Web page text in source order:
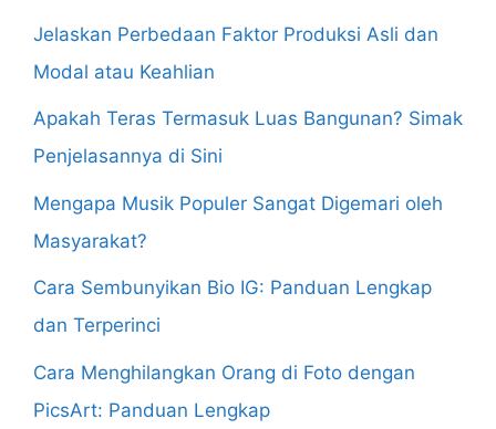
Jelaskan Perbedaan Faktor Produksi Asli dan
Modal atau Keahlian
Apakah Teras Termasuk Luas Bangunan? Simak
Penjelasannya di Sini
Mengapa Musik Populer Sangat Digemari oleh
Masyarakat?
Cara Sembunyikan Bio IG: Panduan Lengkap
dan Terperinci
Cara Menghilangkan Orang di Foto dengan
PicsArt: Panduan Lengkap